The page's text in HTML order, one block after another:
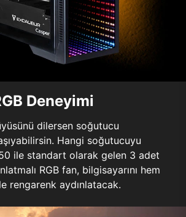
Deneyimi
dilersen soğutucu
Hangi soğutucuyu
ile standart olarak gelen 3 adet
RGB fan, bilgisayarını hem
rengarenk aydınlatacak.